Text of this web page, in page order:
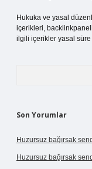
Hukuka ve yasal
içerikleri,
ilgili içerikler yasal süre
Son Yorumlar
Huzursuz bağırsak
Huzursuz bağırsak